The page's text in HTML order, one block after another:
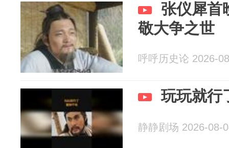
张仪犀首
敬大争之世
呼呼历史论 2026-
玩玩就行
静静剧场 2026-08-